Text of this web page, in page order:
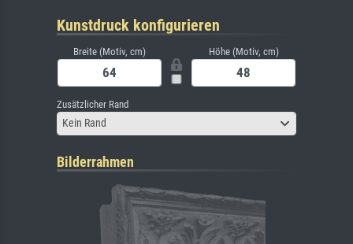
Kunstdruck konfigurieren
Breite (Motiv, cm) Höhe (Motiv, cm)
Zusätzlicher Rand
Kein Rand
Bilderrahmen